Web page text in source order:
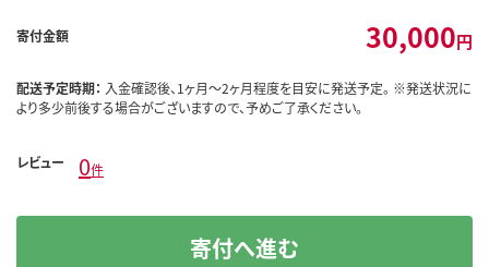
寄付金額 30,000円
配送予定時期： 入金確認後、1ヶ月～2ヶ月程度を目安に発送予定。 ※発送状況に
より多少前後する場合がございますので、予めご了承ください。
レビュー 0件
寄付へ進む